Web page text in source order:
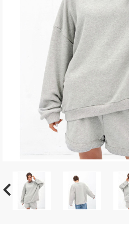
получать
рассылку
(СМС,
сообщения
в WhatsApp/Telegram,
email-
рассылки)
Отправить